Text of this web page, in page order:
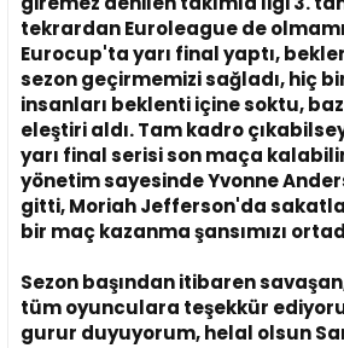
tekrardan Euroleague de
Eurocup'ta yarı final yaptı,
sezon geçirmemizi sağladı, hiç
insanları beklenti içine soktu,
eleştiri aldı. Tam kadro
yarı final serisi son maça
yönetim sayesinde Yvonne
gitti, Moriah Jefferson'da
bir maç kazanma şansımızı
Sezon başından itibaren
tüm oyunculara teşekkür
gurur duyuyorum, helal olsun